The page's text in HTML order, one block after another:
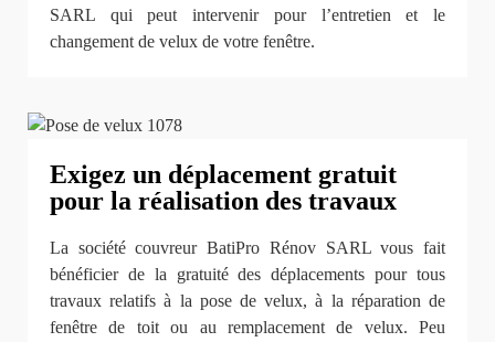
SARL qui peut intervenir pour l’entretien et le
changement de velux de votre fenêtre.
Exigez un déplacement gratuit
pour la réalisation des travaux
La société couvreur BatiPro Rénov SARL vous fait
bénéficier de la gratuité des déplacements pour tous
travaux relatifs à la pose de velux, à la réparation de
fenêtre de toit ou au remplacement de velux. Peu